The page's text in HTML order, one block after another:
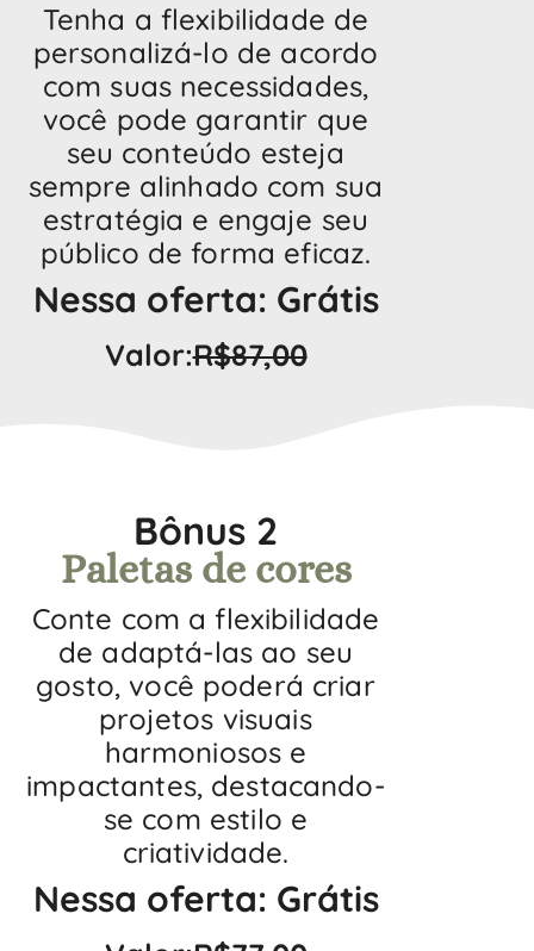
Tenha a flexibilidade de
personalizá-lo de acordo
com suas necessidades,
você pode garantir que
seu conteúdo esteja
sempre alinhado com sua
estratégia e engaje seu
público de forma eficaz.
Nessa oferta: Grátis
Valor:R$87,00
Bônus 2
Paletas de cores
Conte com a flexibilidade
de adaptá-las ao seu
gosto, você poderá criar
projetos visuais
harmoniosos e
impactantes, destacando-
se com estilo e
criatividade.
Nessa oferta: Grátis